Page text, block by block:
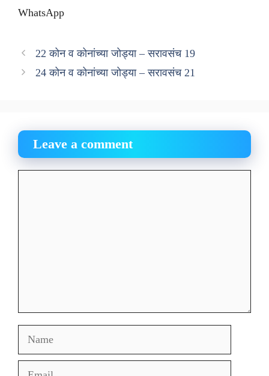
WhatsApp
22 कोन व कोनांच्या जोड्या – सरावसंच 19
24 कोन व कोनांच्या जोड्या – सरावसंच 21
Leave a comment
Name
Email